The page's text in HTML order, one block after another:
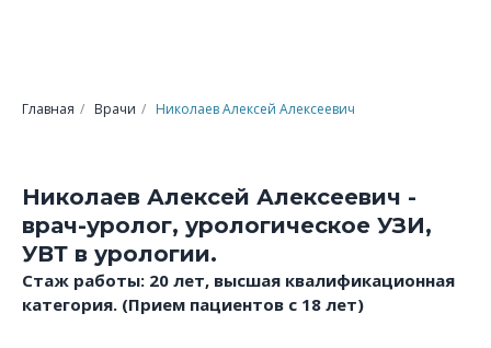
Главная / Врачи / Николаев Алексей Алексеевич
Николаев Алексей Алексеевич -
врач-уролог, урологическое УЗИ,
УВТ в урологии.
Стаж работы: 20 лет, высшая квалификационная
категория. (Прием пациентов с 18 лет)